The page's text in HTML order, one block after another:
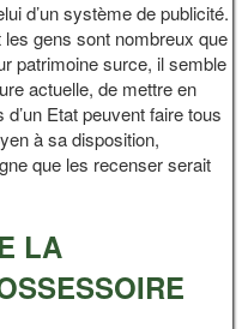
d’un système de publicité.
gens sont nombreux que
patrimoine surce, il semble
actuelle, de mettre en
Etat peuvent faire tous
à sa disposition,
que les recenser serait
LA